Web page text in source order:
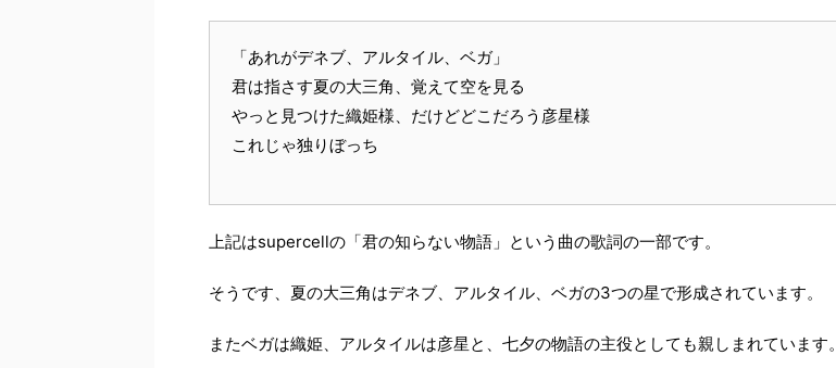
「あれがデネブ、アルタイル、ベガ」
君は指さす夏の大三角、覚えて空を見る
やっと見つけた織姫様、だけどどこだろう彦星様
これじゃ独りぼっち
上記はsupercellの「君の知らない物語」という曲の歌詞の一部です。
そうです、夏の大三角はデネブ、アルタイル、ベガの3つの星で形成されています。
またベガは織姫、アルタイルは彦星と、七夕の物語の主役としても親しまれています。